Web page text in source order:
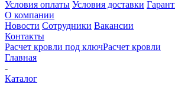
Условия оплаты Условия доставки
О компании
Новости Сотрудники Вакансии
Контакты
Расчет кровли под ключРасчет кровли
Главная
-
Каталог